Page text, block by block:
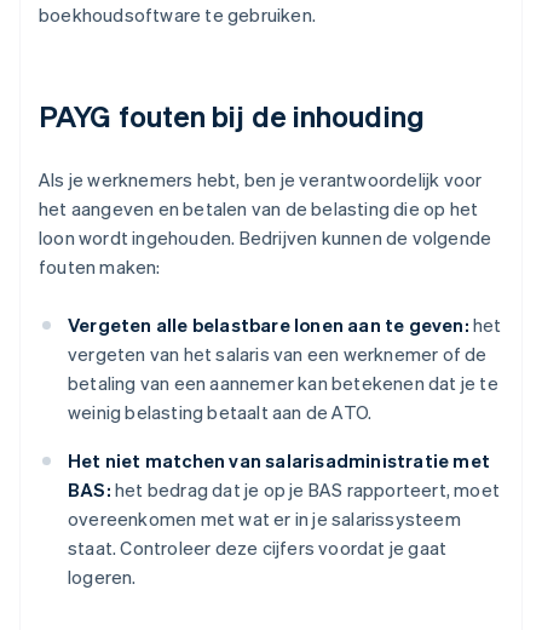
boekhoudsoftware te gebruiken.
PAYG fouten bij de inhouding
Als je werknemers hebt, ben je verantwoordelijk voor
het aangeven en betalen van de belasting die op het
loon wordt ingehouden. Bedrijven kunnen de volgende
fouten maken:
Vergeten alle belastbare lonen aan te geven: het
vergeten van het salaris van een werknemer of de
betaling van een aannemer kan betekenen dat je te
weinig belasting betaalt aan de ATO.
Het niet matchen van salarisadministratie met
BAS: het bedrag dat je op je BAS rapporteert, moet
overeenkomen met wat er in je salarissysteem
staat. Controleer deze cijfers voordat je gaat
logeren.